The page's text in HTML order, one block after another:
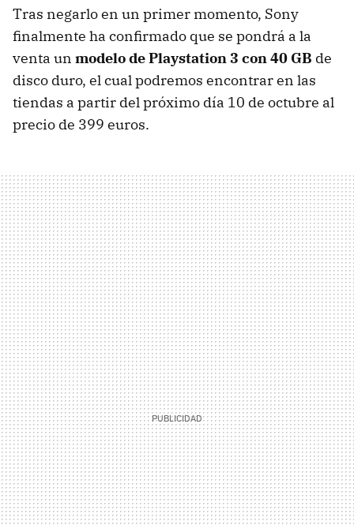
Tras negarlo en un primer momento, Sony
finalmente ha confirmado que se pondrá a la
venta un modelo de Playstation 3 con 40 GB de
disco duro, el cual podremos encontrar en las
tiendas a partir del próximo día 10 de octubre al
precio de 399 euros.